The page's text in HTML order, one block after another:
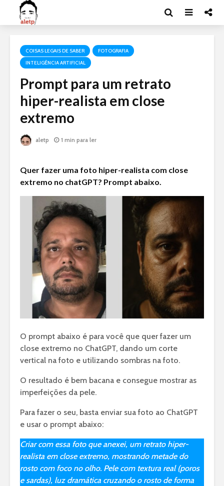
COISAS LEGAIS DE SABER
FOTOGRAFIA
INTELIGÊNCIA ARTIFICIAL
Prompt para um retrato
hiper-realista em close
extremo
aletp 1 min para ler
Quer fazer uma foto hiper-realista com close
extremo no chatGPT? Prompt abaixo.
O prompt abaixo é para você que quer fazer um
close extremo no ChatGPT, dando um corte
vertical na foto e utilizando sombras na foto.
O resultado é bem bacana e consegue mostrar as
imperfeições da pele.
Para fazer o seu, basta enviar sua foto ao ChatGPT
e usar o prompt abaixo:
Criar com essa foto que anexei, um retrato hiper-
realista em close extremo, mostrando metade do
rosto com foco no olho. Pele com textura real (poros
e sardas), luz dramática cruzando o rosto de forma